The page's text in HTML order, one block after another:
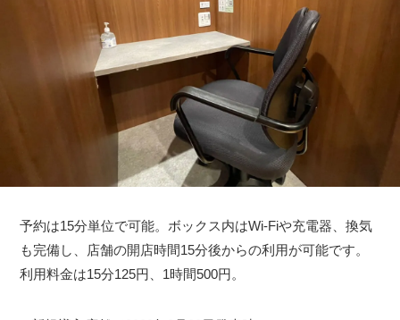
予約は15分単位で可能。ボックス内はWi-Fiや充電器、換気
も完備し、店舗の開店時間15分後からの利用が可能です。
利用料金は15分125円、1時間500円。